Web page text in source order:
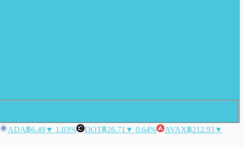
ADA฿6.49▼ 1.03% DOT฿26.71 ▼ 0.64% AVAX฿212.93▼